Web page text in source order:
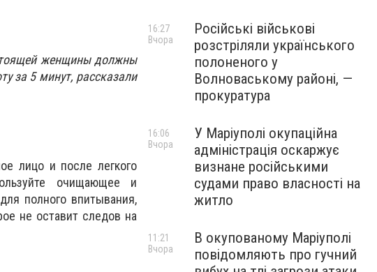
женщины должны
за 5 минут, рассказали
лицо и после легкого
очищающее и
полного впитывания,
не оставит следов на
Російські військові
розстріляли українського
полоненого у
Волноваському районі, —
прокуратура
16:27
Вчора
У Маріуполі окупаційна
адміністрація оскаржує
визнане російськими
судами право власності на
житло
16:06
Вчора
В окупованому Маріуполі
повідомляють про гучний
11:21
Вчора